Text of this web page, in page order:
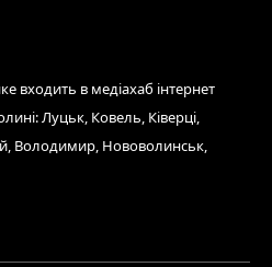
входить в медіахаб інтернет
Луцьк, Ковель, Ківерці,
Володимир, Нововолинськ,